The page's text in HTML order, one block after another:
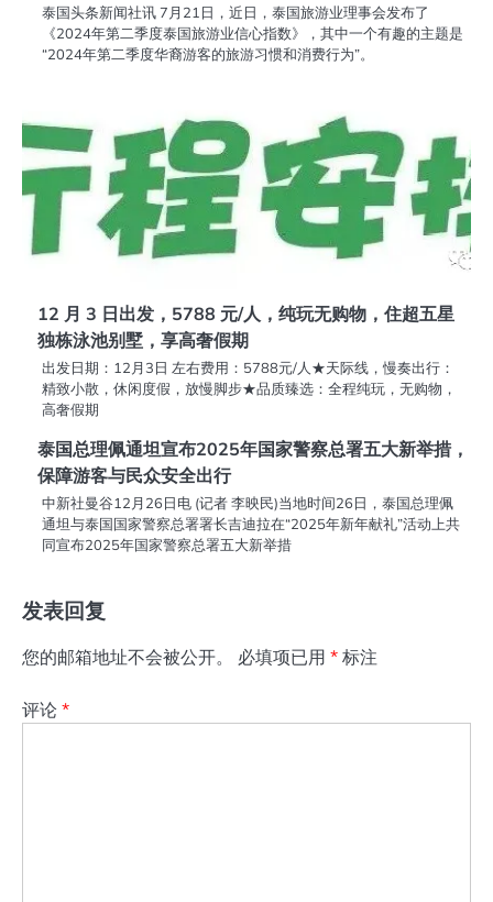
泰国头条新闻社讯 7月21日，近日，泰国旅游业理事会发布了
《2024年第二季度泰国旅游业信心指数》，其中一个有趣的主题是
“2024年第二季度华裔游客的旅游习惯和消费行为”。
12 月 3 日出发，5788 元/人，纯玩无购物，住超五星
独栋泳池别墅，享高奢假期
出发日期：12月3日 左右费用：5788元/人★天际线，慢奏出行：
精致小散，休闲度假，放慢脚步★品质臻选：全程纯玩，无购物，
高奢假期
泰国总理佩通坦宣布2025年国家警察总署五大新举措，
保障游客与民众安全出行
中新社曼谷12月26日电 (记者 李映民)当地时间26日，泰国总理佩
通坦与泰国国家警察总署署长吉迪拉在“2025年新年献礼”活动上共
同宣布2025年国家警察总署五大新举措
发表回复
您的邮箱地址不会被公开。 必填项已用 * 标注
评论 *